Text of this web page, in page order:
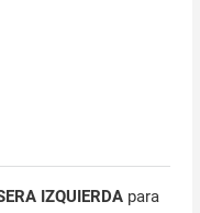
IZQUIERDApara